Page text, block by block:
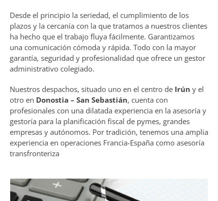
Desde el principio la seriedad, el cumplimiento de los
plazos y la cercanía con la que tratamos a nuestros clientes
ha hecho que el trabajo fluya fácilmente. Garantizamos
una comunicación cómoda y rápida. Todo con la mayor
garantía, seguridad y profesionalidad que ofrece un gestor
administrativo colegiado.
Nuestros despachos, situado uno en el centro de Irún y el
otro en Donostia – San Sebastián, cuenta con
profesionales con una dilatada experiencia en la asesoría y
gestoría para la planificación fiscal de pymes, grandes
empresas y autónomos. Por tradición, tenemos una amplia
experiencia en operaciones Francia-España como asesoría
transfronteriza